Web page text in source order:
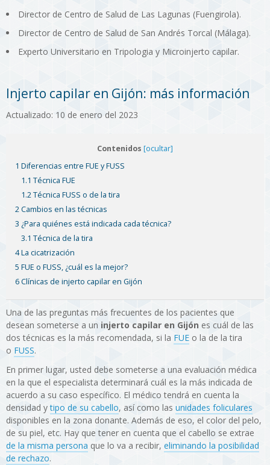
Director de Centro de Salud de Las Lagunas (Fuengirola).
Director de Centro de Salud de San Andrés Torcal (Málaga).
Experto Universitario en Tripologia y Microinjerto capilar.
Injerto capilar en Gijón: más información
Actualizado: 10 de enero del 2023
Contenidos [ocultar]
1 Diferencias entre FUE y FUSS
1.1 Técnica FUE
1.2 Técnica FUSS o de la tira
2 Cambios en las técnicas
3 ¿Para quiénes está indicada cada técnica?
3.1 Técnica de la tira
4 La cicatrización
5 FUE o FUSS, ¿cuál es la mejor?
6 Clínicas de injerto capilar en Gijón
Una de las preguntas más frecuentes de los pacientes que
desean someterse a un injerto capilar en Gijón es cuál de las
dos técnicas es la más recomendada, si la FUE o la de la tira
o FUSS.
En primer lugar, usted debe someterse a una evaluación médica
en la que el especialista determinará cuál es la más indicada de
acuerdo a su caso específico. El médico tendrá en cuenta la
densidad ytipo de su cabello, así como las unidades foliculares
disponibles en la zona donante. Además de eso, el color del pelo,
de su piel, etc. Hay que tener en cuenta que el cabello se extrae
de la misma persona que lo va a recibir, eliminando la posibilidad
de rechazo.